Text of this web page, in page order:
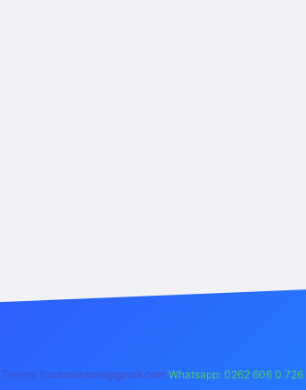
Teams: forumhizmeti@gmail.com Whatsapp: 0262 606 0 726